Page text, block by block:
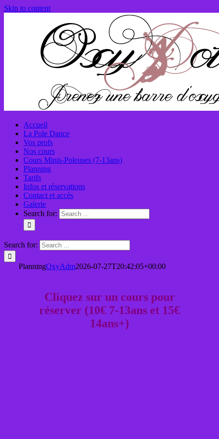
Skip to content
Accueil
La Pole Dance
Vos profs
Nos cours
Cours Minis-Poleuses (7-13ans)
Planning
Tarifs
Infos et réservations
Contact et accès
Galerie
Search for:
Search for:
PlanningOxyAdm2026-07-27T20:42:05+00:00
Cliquez sur un cours pour
réserver (10€ 7-13ans et 15€
14ans+)